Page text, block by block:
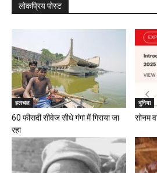
लोकप्रिय पोस्ट
हलचल
60 फीसदी सीवेज सीधे गंगा में गिराया जा
रहा
दुनिया
सोनम